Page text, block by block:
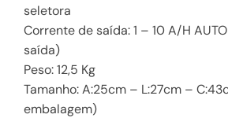
seletora
Corrente de saída: 1 – 10 A/H
saída)
Peso: 12,5 Kg
Tamanho: A:25cm – L:27cm –
embalagem)